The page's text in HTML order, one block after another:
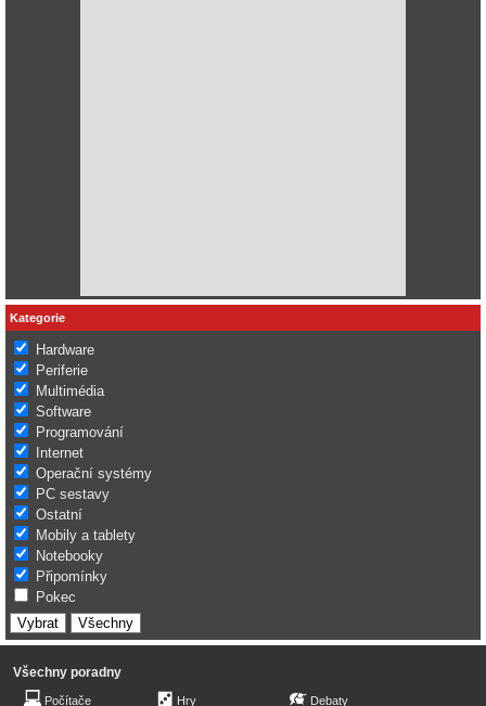
Kategorie
Hardware
Periferie
Multimédia
Software
Programování
Internet
Operační systémy
PC sestavy
Ostatní
Mobily a tablety
Notebooky
Připomínky
Pokec
Všechny poradny
Počítače Hry Debaty